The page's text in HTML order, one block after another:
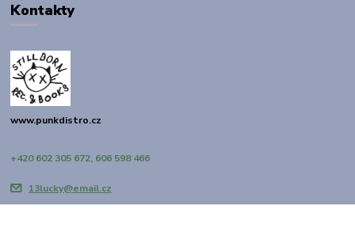
Kontakty
www.punkdistro.cz
+420 602 305 672, 606 598 466
13lucky@email.cz